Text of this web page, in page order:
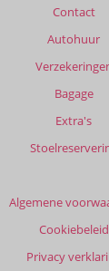
Contact
Autohuur
Bagage
Extra's
Algemene
Cookiebeleid
Privacy